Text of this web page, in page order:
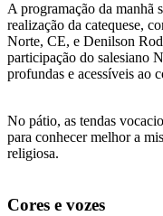
A programação da manhã
realização da catequese,
Norte, CE, e Denilson
participação do salesiano
profundas e acessíveis ao
No pátio, as tendas
para conhecer melhor a
religiosa.
Cores e vozes